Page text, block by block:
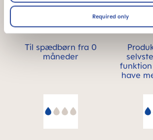
Required only
Til spædbørn fra 0
måneder
have